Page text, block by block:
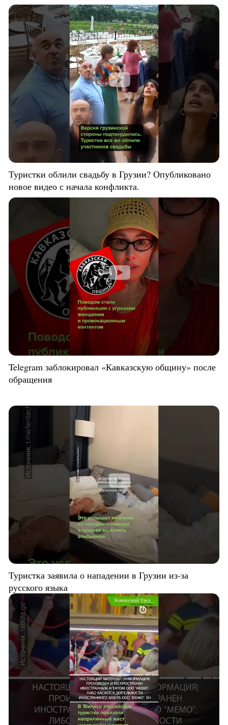
Туристки облили свадьбу в Грузии? Опубликовано
новое видео с начала конфликта.
Telegram заблокировал «Кавказскую общину» после
обращения
Туристка заявила о нападении в Грузии из-за
русского языка